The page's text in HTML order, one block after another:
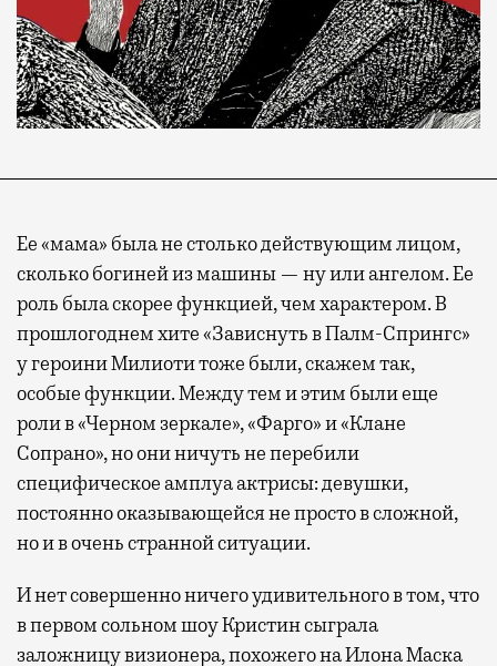
Ее «мама» была не столько действующим лицом,
сколько богиней из машины — ну или ангелом. Ее
роль была скорее функцией, чем характером. В
прошлогоднем хите «Зависнуть в Палм-Спрингс»
у героини Милиоти тоже были, скажем так,
особые функции. Между тем и этим были еще
роли в «Черном зеркале», «Фарго» и «Клане
Сопрано», но они ничуть не перебили
специфическое амплуа актрисы: девушки,
постоянно оказывающейся не просто в сложной,
но и в очень странной ситуации.
И нет совершенно ничего удивительного в том, что
в первом сольном шоу Кристин сыграла
заложницу визионера, похожего на Илона Маска